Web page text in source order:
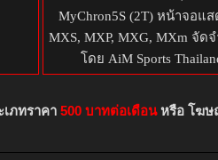
MyChron5S (2T) หน้าจอแส
MXS, MXP, MXG, MXm จัด
โดย AiM Sports
ภทราคา 500 บาทต่อเดือนหรือ โฆษ